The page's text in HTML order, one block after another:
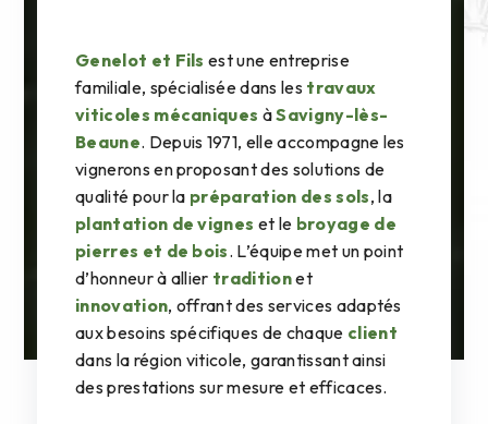
Genelot et Fils est une entreprise
familiale, spécialisée dans les travaux
viticoles mécaniques àSavigny-lès-
Beaune. Depuis 1971, elle accompagne les
vignerons en proposant des solutions de
qualité pour la préparation des sols, la
plantation de vignes et le broyage de
pierres et de bois. L’équipe met un point
d’honneur à allier traditionet
innovation, offrant des services adaptés
aux besoins spécifiques de chaque client
dans la région viticole, garantissant ainsi
des prestations sur mesure et efficaces.